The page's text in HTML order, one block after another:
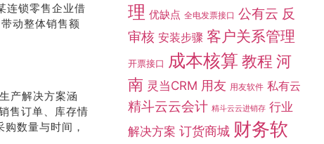
连锁零售企业借
动整体销售额
产解决方案涵
售订单、库存情
数量与时间，
理 优缺点 全电发票接口 公有云 反
审核 安装步骤 客户关系管理
开票接口 成本核算 教程 河
南 灵当CRM 用友 用友软件 私有云
精斗云云会计 精斗云云进销存 行业
解决方案 订货商城 财务软